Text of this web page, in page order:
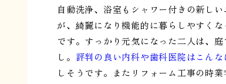
自動洗浄、浴室もシャワー付きの新し
が、綺麗になり機能的に暮らしやすく
です。すっかり元気になった二人は、
し。 評判の良い内科や歯科医院はこんな
しそうです。またリフォーム工事の時